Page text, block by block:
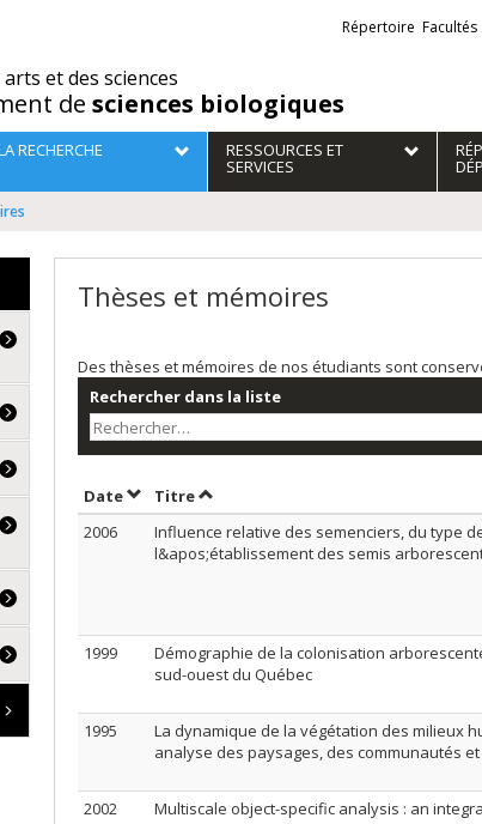
arts et des sciences
de sciences biologiques
Liens
externes
Répertoire Facultés
RECHERCHE RESSOURCES ET
SERVICES
Thèses et mémoires
Des thèses et mémoires de nos étudiants sont
Rechercher dans la liste
DateTrier par date en ordre décroissant
TitreTrier par titre en ordre décroissant
2006
Influence relative des semenciers, du type
l&apos;établissement des semis
1999
Démographie de la colonisation
sud-ouest du Québec
1995
La dynamique de la végétation des milieux
analyse des paysages, des communautés
2002
Multiscale object-specific analysis : an